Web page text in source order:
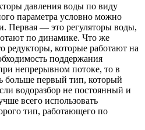
давления воды по виду
параметра условно можно
Первая — это регуляторы воды,
по динамике. Что же
редукторы, которые работают на
поддержания
непрерывном потоке, то в
больше первый тип, который
водоразбор не постоянный и
всего использовать
тип, работающего по